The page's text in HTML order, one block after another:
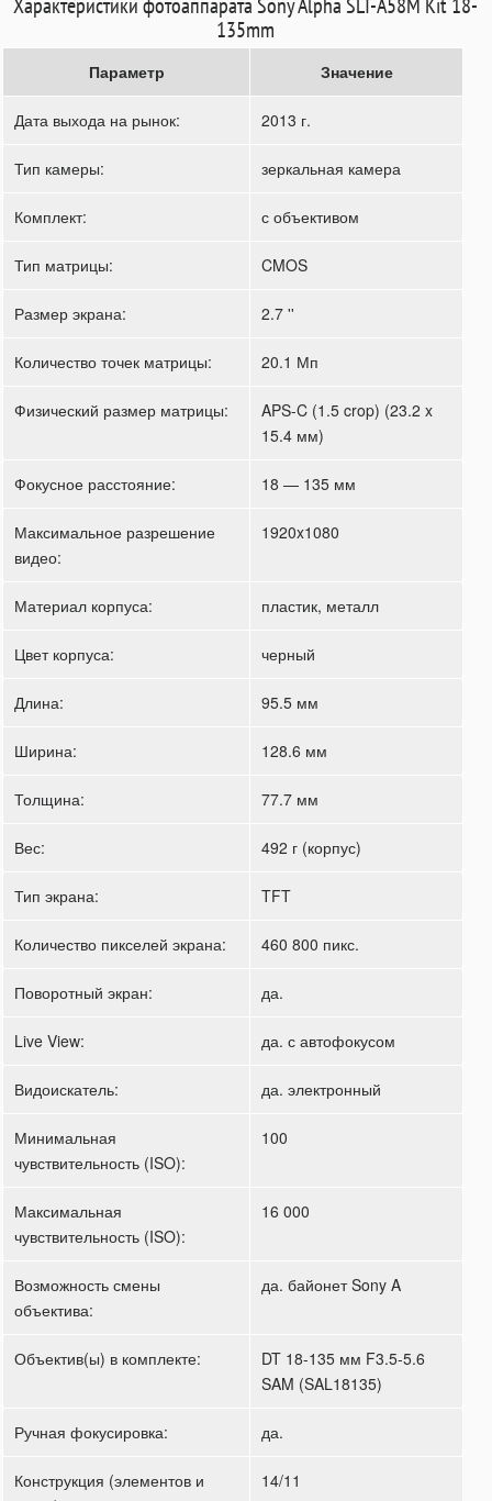
135mm
Параметр Значение
Дата выхода на рынок: 2013 г.
Тип камеры: зеркальная камера
Комплект: с объективом
Тип матрицы: CMOS
Размер экрана: 2.7 ''
Количество точек матрицы: 20.1 Мп
Физический размер матрицы:
APS-C (1.5 crop) (23.2 x
15.4 мм)
Фокусное расстояние: 18 — 135 мм
Максимальное разрешение
видео:
1920x1080
Материал корпуса: пластик, металл
Цвет корпуса: черный
Длина: 95.5 мм
Ширина: 128.6 мм
Толщина: 77.7 мм
Вес: 492 г (корпус)
Тип экрана: TFT
Количество пикселей экрана: 460 800 пикс.
Поворотный экран: да.
Live View: да. с автофокусом
Видоискатель: да. электронный
Минимальная
чувствительность (ISO):
100
Максимальная
чувствительность (ISO):
16 000
Возможность смены
объектива:
да. байонет Sony A
Объектив(ы) в комплекте:
DT 18-135 мм F3.5-5.6
SAM (SAL18135)
Ручная фокусировка: да.
Конструкция (элементов и
14/11